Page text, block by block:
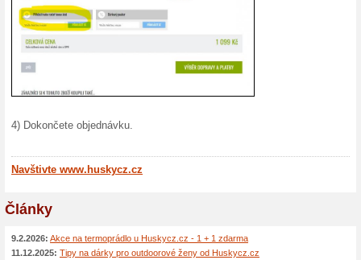
stejnou cenu! Pokud jste
formulář odkaz na uvedenou
Dárkové poukazy na
Jaký je ideální dárek v